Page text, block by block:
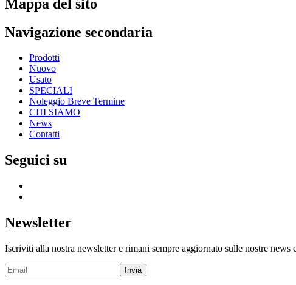
Mappa del sito
Navigazione secondaria
Prodotti
Nuovo
Usato
SPECIALI
Noleggio Breve Termine
CHI SIAMO
News
Contatti
Seguici su
Newsletter
Iscriviti alla nostra newsletter e rimani sempre aggiornato sulle nostre news